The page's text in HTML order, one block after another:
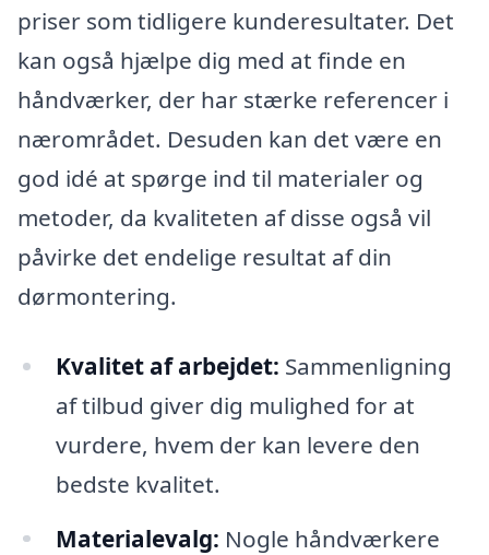
priser som tidligere kunderesultater. Det
kan også hjælpe dig med at finde en
håndværker, der har stærke referencer i
nærområdet. Desuden kan det være en
god idé at spørge ind til materialer og
metoder, da kvaliteten af disse også vil
påvirke det endelige resultat af din
dørmontering.
Kvalitet af arbejdet: Sammenligning
af tilbud giver dig mulighed for at
vurdere, hvem der kan levere den
bedste kvalitet.
Materialevalg: Nogle håndværkere